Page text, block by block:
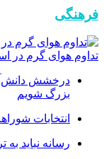
فرهنگی
تداوم هوای گرم در
درخشش
بزرگ شویم
انتخابات
رسانه نباید